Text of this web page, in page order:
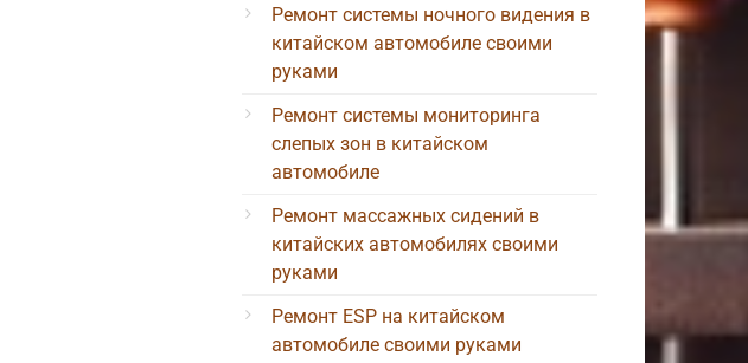
Ремонт системы ночного видения в
китайском автомобиле своими
руками
Ремонт системы мониторинга
слепых зон в китайском
автомобиле
Ремонт массажных сидений в
китайских автомобилях своими
руками
Ремонт ESP на китайском
автомобиле своими руками